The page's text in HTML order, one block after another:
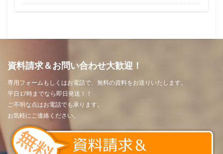
資料請求＆お問い合わせ大歓迎！
専用フォームもしくはお電話で、無料の資料をお送りいたします。
平日17時までなら即日発送！！
ご不明な点はお電話でも承ります。
お気軽にご連絡ください。